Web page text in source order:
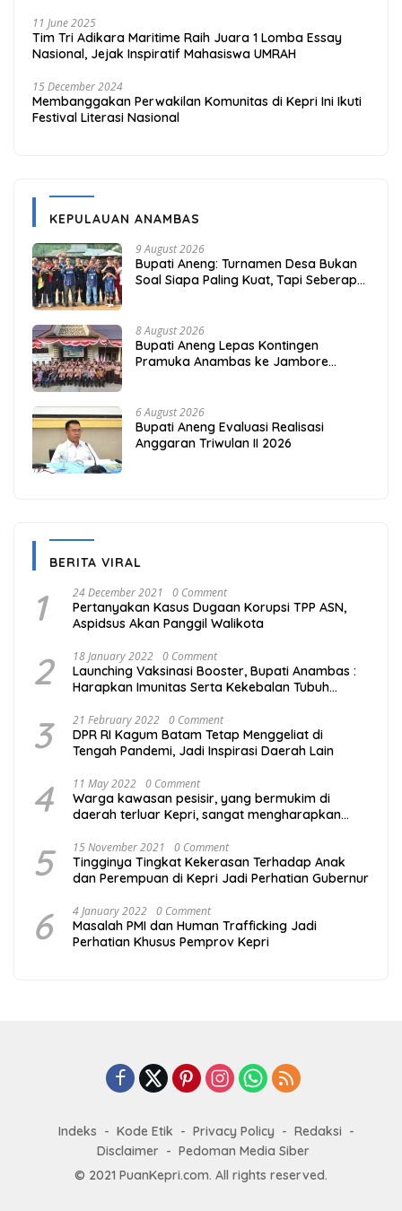
11 June 2025
Tim Tri Adikara Maritime Raih Juara 1 Lomba Essay
Nasional, Jejak Inspiratif Mahasiswa UMRAH
15 December 2024
Membanggakan Perwakilan Komunitas di Kepri Ini Ikuti
Festival Literasi Nasional
KEPULAUAN ANAMBAS
9 August 2026
Bupati Aneng: Turnamen Desa Bukan
Soal Siapa Paling Kuat, Tapi Seberapa
8 August 2026
Bupati Aneng Lepas Kontingen
Pramuka Anambas ke Jambore
6 August 2026
Bupati Aneng Evaluasi Realisasi
Anggaran Triwulan II 2026
BERITA VIRAL
1 24 December 2021 0 Comment
Pertanyakan Kasus Dugaan Korupsi TPP ASN,
Aspidsus Akan Panggil Walikota
2 18 January 2022 0 Comment
Launching Vaksinasi Booster, Bupati Anambas :
Harapkan Imunitas Serta Kekebalan Tubuh
3 21 February 2022 0 Comment
DPR RI Kagum Batam Tetap Menggeliat di
Tengah Pandemi, Jadi Inspirasi Daerah Lain
4 11 May 2022 0 Comment
Warga kawasan pesisir, yang bermukim di
daerah terluar Kepri, sangat mengharapkan
Gubernur Kepulauan Riau Ansar Ahmad
berlanjut. Program yang dirasa sangat mumpuni
mencegah degradasi akhlak.
5 15 November 2021 0 Comment
Tingginya Tingkat Kekerasan Terhadap Anak
dan Perempuan di Kepri Jadi Perhatian Gubernur
6 4 January 2022 0 Comment
Masalah PMI dan Human Trafficking Jadi
Perhatian Khusus Pemprov Kepri
Indeks Kode Etik Privacy Policy
Redaksi
Disclaimer
Pedoman Media Siber
© 2021 PuanKepri.com. All rights reserved.